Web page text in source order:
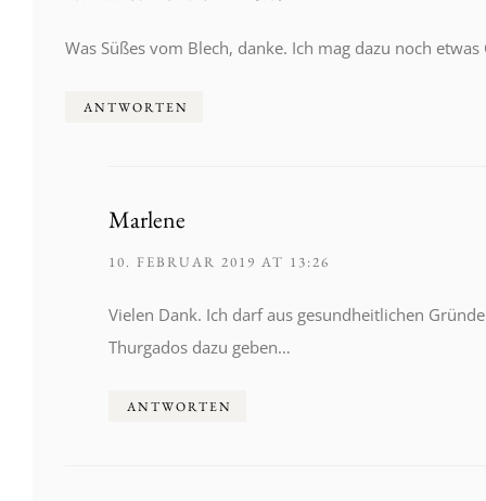
Was Süßes vom Blech, danke. Ich mag dazu noch etwas
ANTWORTEN
Marlene
10. FEBRUAR 2019 AT 13:26
Vielen Dank. Ich darf aus gesundheitlichen
Thurgados dazu geben…
ANTWORTEN